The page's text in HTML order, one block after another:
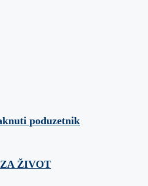
poduzetnik
ŽIVOT